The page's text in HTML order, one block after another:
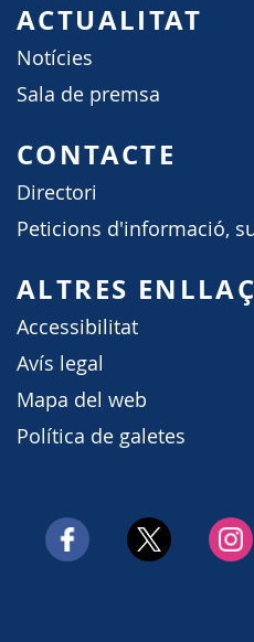
ACTUALITAT
Notícies
Sala de premsa
CONTACTE
Directori
Peticions d'informació,
ALTRES
Accessibilitat
Avís legal
Mapa del web
Política de galetes